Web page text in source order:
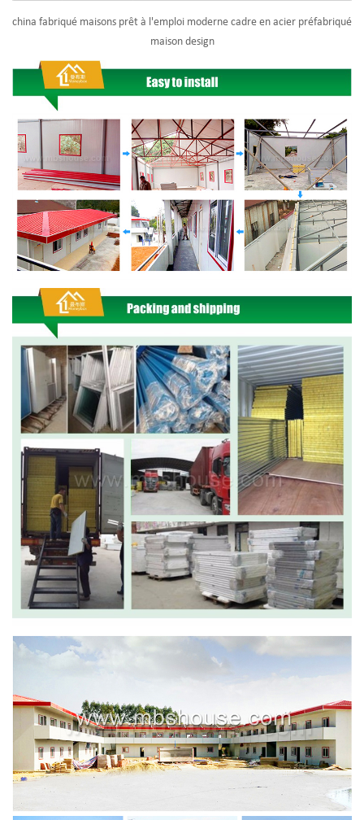
china fabriqué maisons prêt à l'emploi moderne cadre en acier préfabriqué
maison design